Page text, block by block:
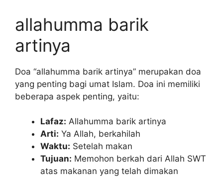
allahumma barik
artinya
Doa “allahumma barik artinya” merupakan doa
yang penting bagi umat Islam. Doa ini memiliki
beberapa aspek penting, yaitu:
Lafaz: Allahumma barik artinya
Arti: Ya Allah, berkahilah
Waktu: Setelah makan
Tujuan: Memohon berkah dari Allah SWT
atas makanan yang telah dimakan